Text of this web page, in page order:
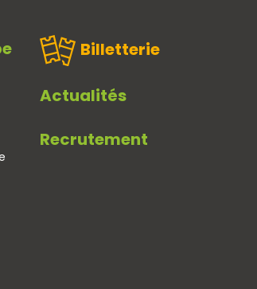
Billetterie
Actualités
Recrutement